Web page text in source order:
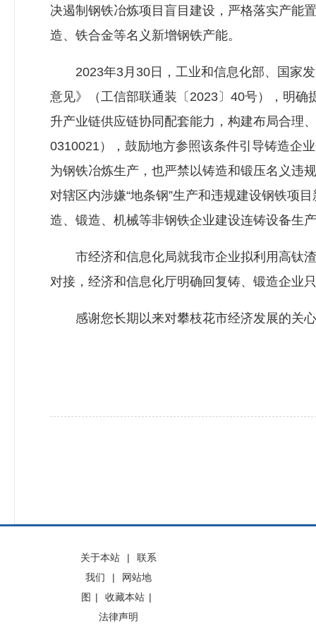
决遏制钢铁冶炼项目盲目建设，严格落实产能
造、铁合金等名义新增钢铁产能。
2023年3月30日，工业和信息化部、国家发
意见》（工信部联通装〔2023〕40号），明
升产业链供应链协同配套能力，构建布局合理
0310021），鼓励地方参照该条件引导铸造企
为钢铁冶炼生产，也严禁以铸造和锻压名义违
对辖区内涉嫌“地条钢”生产和违规建设钢铁项
造、锻造、机械等非钢铁企业建设连铸设备生
市经济和信息化局就我市企业拟利用高钛渣
对接，经济和信息化厅明确回复铸、锻造企业
感谢您长期以来对攀枝花市经济发展的关
关于本站 |
联系
我们
|
网站地
图 | 收藏本站 |
法律声明